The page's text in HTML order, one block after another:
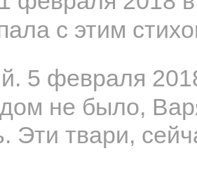
с этим
5 февраля
не было,
Эти твари,